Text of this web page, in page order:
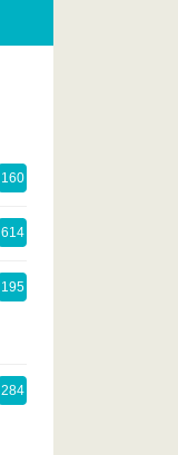
160
614
195
284